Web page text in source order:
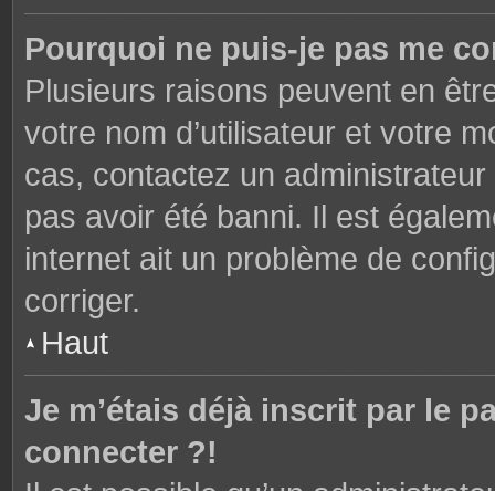
Pourquoi ne puis-je pas me
Plusieurs raisons peuvent en
votre nom d’utilisateur et votre
cas, contactez un
pas avoir été banni. Il est
internet ait un problème de
corriger.
Haut
Je m’étais déjà inscrit par le
connecter ?!